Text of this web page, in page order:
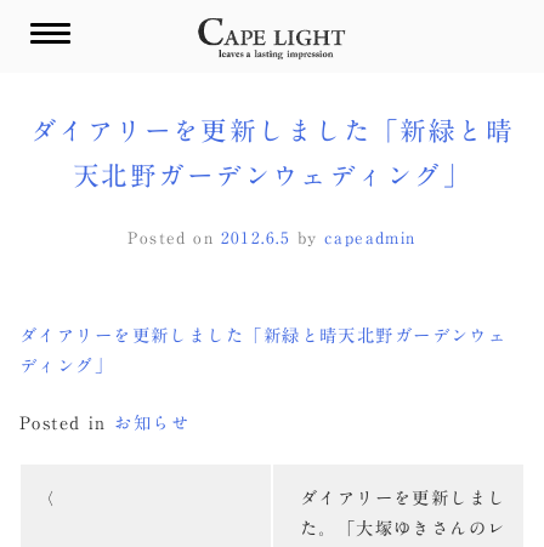
ダイアリーを更新しました「新緑と晴
天北野ガーデンウェディング」
Posted on 2012.6.5 by capeadmin
ダイアリーを更新しました「新緑と晴天北野ガーデンウェ
ディング」
Posted in お知らせ
ダイアリーを更新しまし
た。「大塚ゆきさんのレ